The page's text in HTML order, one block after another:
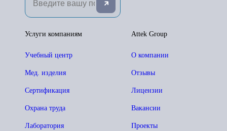
Attek Group
О компании
Отзывы
Лицензии
Вакансии
Проекты
Услуги компаниям
Учебный центр
Мед. изделия
Сертификация
Охрана труда
Лаборатория